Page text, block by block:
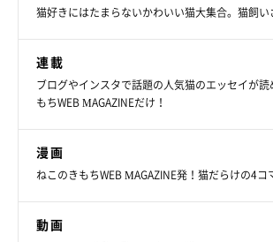
猫好きにはたまらないかわいい猫大集合。猫飼い
連載
ブログやインスタで話題の人気猫のエッセイが
もちWEB MAGAZINEだけ！
漫画
ねこのきもちWEB MAGAZINE発！猫だらけの4
動画